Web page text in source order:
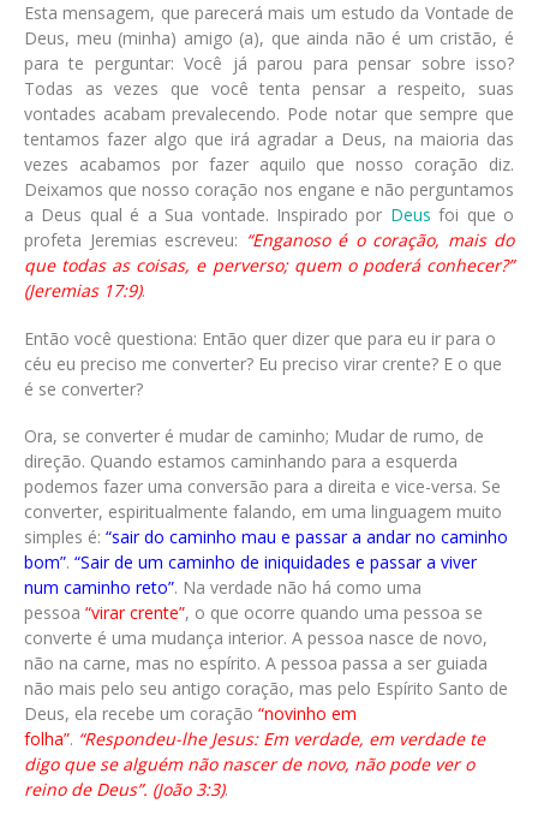
Esta mensagem, que parecerá mais um estudo da Vontade de
Deus, meu (minha) amigo (a), que ainda não é um cristão, é
para te perguntar: Você já parou para pensar sobre isso?
Todas as vezes que você tenta pensar a respeito, suas
vontades acabam prevalecendo. Pode notar que sempre que
tentamos fazer algo que irá agradar a Deus, na maioria das
vezes acabamos por fazer aquilo que nosso coração diz.
Deixamos que nosso coração nos engane e não perguntamos
a Deus qual é a Sua vontade. Inspirado por Deus foi que o
profeta Jeremias escreveu: “Enganoso é o coração, mais do
que todas as coisas, e perverso; quem o poderá conhecer?”
(Jeremias 17:9).
Então você questiona: Então quer dizer que para eu ir para o
céu eu preciso me converter? Eu preciso virar crente? E o que
é se converter?
Ora, se converter é mudar de caminho; Mudar de rumo, de
direção. Quando estamos caminhando para a esquerda
podemos fazer uma conversão para a direita e vice-versa. Se
converter, espiritualmente falando, em uma linguagem muito
simples é: “sair do caminho mau e passar a andar no caminho
bom”. “Sair de um caminho de iniquidades e passar a viver
num caminho reto”. Na verdade não há como uma
pessoa “virar crente”, o que ocorre quando uma pessoa se
converte é uma mudança interior. A pessoa nasce de novo,
não na carne, mas no espírito. A pessoa passa a ser guiada
não mais pelo seu antigo coração, mas pelo Espírito Santo de
Deus, ela recebe um coração “novinho em
folha”. “Respondeu-lhe Jesus: Em verdade, em verdade te
digo que se alguém não nascer de novo, não pode ver o
reino de Deus”. (João 3:3).